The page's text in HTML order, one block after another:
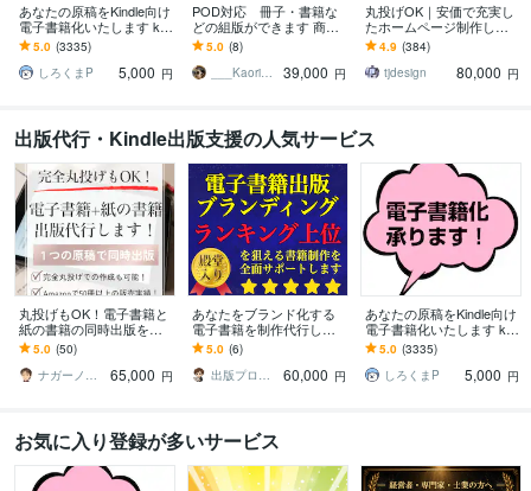
あなたの原稿をKindle向け
電子書籍化いたします kin
dle出版用EPUB・KPF電子
書籍化代行
5.0 (3335)
しろくまP
5,000 円
POD対応 冊子・書籍な
どの組版ができます 商用
OK！同人誌・自費出版な
どをサポートします。
5.0 (8)
___Kaori___
39,000 円
丸投げOK｜安価で充実し
たホームページ制作しま
す 検索から集客につなが
る本格WEB制作
4.9 (384)
tjdesign
80,000 円
出版代行・Kindle出版支援の人気サービス
丸投げもOK！電子書籍と
紙の書籍の同時出版をし
ます １つの原稿から電子
書籍と紙の書籍（POD出
版）を代行します
5.0 (50)
ナガーノ＠アフィリエイト歴19年目
65,000 円
あなたをブランド化する
電子書籍を制作代行しま
す ランキング上位のKindl
e本制作を限定価格で提供
します！
5.0 (6)
出版プロデューサーＹ
60,000 円
あなたの原稿をKindle向け
電子書籍化いたします kin
dle出版用EPUB・KPF電子
書籍化代行
5.0 (3335)
しろくまP
5,000 円
お気に入り登録が多いサービス